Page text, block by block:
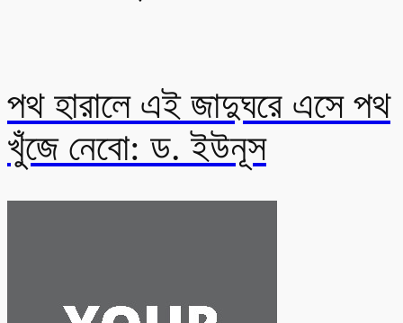
পথ হারালে এই জাদুঘরে এসে পথ
খুঁজে নেবো: ড. ইউনূস